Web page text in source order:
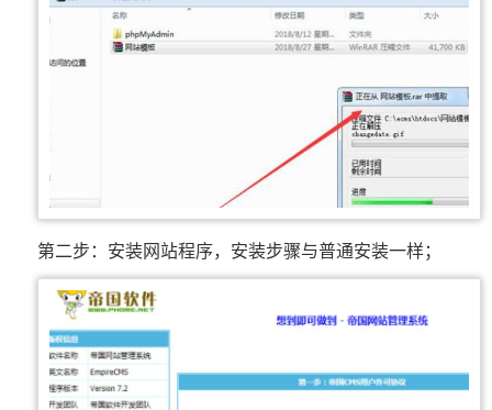
第二步：安装网站程序，安装步骤与普通安装一样；